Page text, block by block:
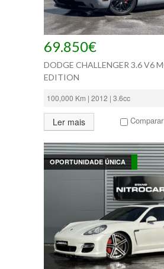
69.850€
DODGE CHALLENGER 3.6 V6
EDITION
100,000 Km | 2012 | 3.6cc
Ler mais Comparar
OPORTUNIDADE ÚNICA